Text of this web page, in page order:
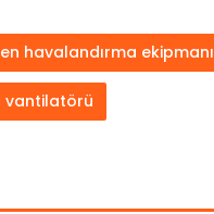
havalandırma ekipmanı
vantilatörü